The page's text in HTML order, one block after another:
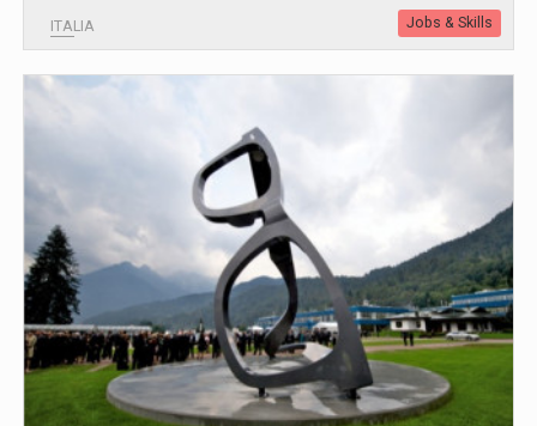
ITALIA Jobs & Skills